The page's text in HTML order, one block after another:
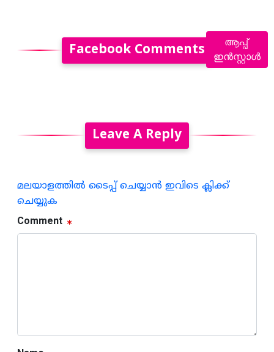
Facebook Comments
Leave A Reply
മലയാളത്തില്‍ ടൈപ്പ് ചെയ്യാന്‍ ഇവിടെ ക്ലിക്ക്
ചെയ്യുക
Comment
ആപ്പ്
ഇൻസ്റ്റാൾ